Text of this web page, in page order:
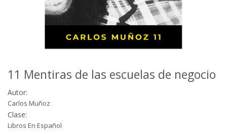
11 Mentiras de las escuelas de negocio
Autor:
Carlos Muñoz
Clase:
Libros En Español